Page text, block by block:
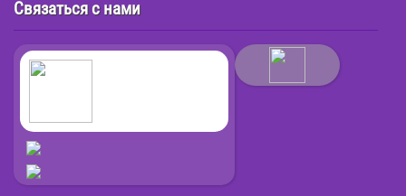
Связаться с нами